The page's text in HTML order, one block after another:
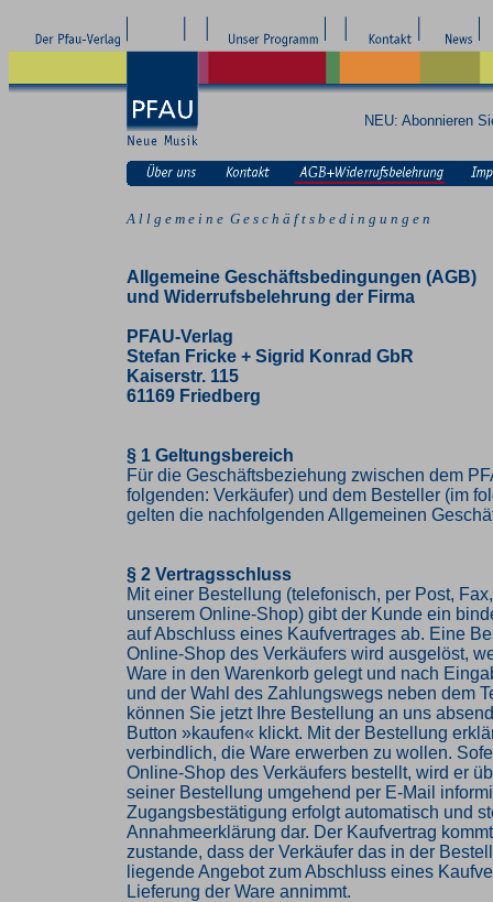
NEU: Abonnieren
A l l g e m e i n e G e s c h ä f t s b e d i n g u n g e n
Allgemeine Geschäftsbedingungen (AGB)
und Widerrufsbelehrung der Firma
PFAU-Verlag
Stefan Fricke + Sigrid Konrad GbR
Kaiserstr. 115
61169 Friedberg
§ 1 Geltungsbereich
Für die Geschäftsbeziehung zwischen dem
folgenden: Verkäufer) und dem Besteller (im
gelten die nachfolgenden Allgemeinen
§ 2 Vertragsschluss
Mit einer Bestellung (telefonisch, per Post,
unserem Online-Shop) gibt der Kunde ein
auf Abschluss eines Kaufvertrages ab. Eine
Online-Shop des Verkäufers wird ausgelöst,
Ware in den Warenkorb gelegt und nach
und der Wahl des Zahlungswegs neben dem
können Sie jetzt Ihre Bestellung an uns
Button »kaufen« klickt. Mit der Bestellung
verbindlich, die Ware erwerben zu wollen.
Online-Shop des Verkäufers bestellt, wird er
seiner Bestellung umgehend per E-Mail
Zugangsbestätigung erfolgt automatisch und
Annahmeerklärung dar. Der Kaufvertrag
zustande, dass der Verkäufer das in der
liegende Angebot zum Abschluss eines
Lieferung der Ware annimmt.